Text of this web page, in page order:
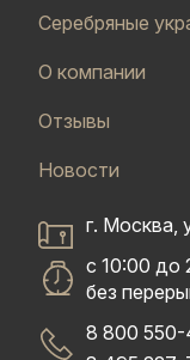
Серебряные
О компании
Отзывы
Новости
г. Москва,
с 10:00 до
без
8 800